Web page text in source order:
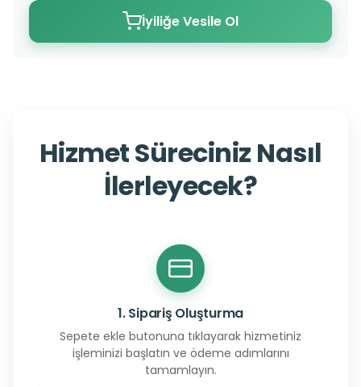
İyiliğe Vesile Ol
Hizmet Süreciniz Nasıl
İlerleyecek?
1. Sipariş Oluşturma
Sepete ekle butonuna tıklayarak hizmetiniz
işleminizi başlatın ve ödeme adımlarını
tamamlayın.